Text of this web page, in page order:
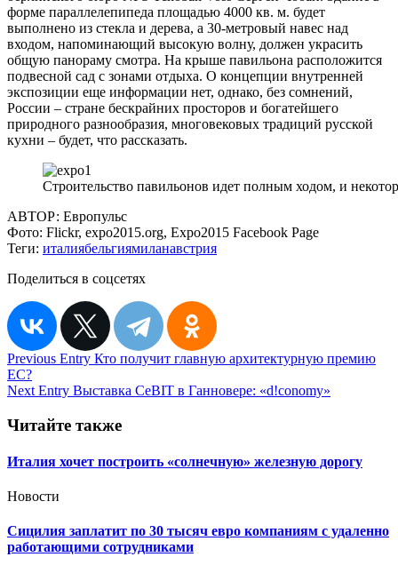
форме параллелепипеда площадью 4000 кв. м. будет
выполнено из стекла и дерева, а 30-метровый навес над
входом, напоминающий высокую волну, должен украсить
общую панораму смотра. На крыше павильона расположится
подвесной сад с зонами отдыха. О концепции внутренней
экспозиции еще информации нет, однако, без сомнений,
России – стране бескрайних просторов и богатейшего
природного разнообразия, многовековых традиций русской
кухни – будет, что рассказать.
Строительство павильонов идет полным ходом, и
АВТОР: Европульс
Фото: Flickr, expo2015.org, Expo2015 Facebook Page
Теги: италиябельгиямиланавстрия
Поделиться в соцсетях
Навигация
по
Previous Entry Кто получит главную архитектурную премию
ЕС?
Next Entry Выставка CeBIT в Ганновере: «d!conomy»
Читайте также
Италия хочет построить «солнечную» железную дорогу
Новости
Сицилия заплатит по 30 тысяч евро компаниям с удаленно
работающими сотрудниками